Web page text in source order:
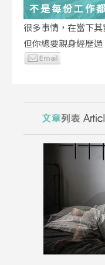
不是每份工作
在偷偷改變你
很多事情，在當下
但你總要親身經歷